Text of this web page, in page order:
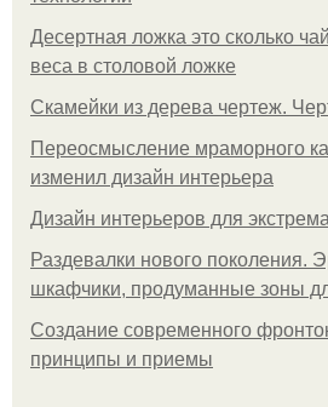
Десертная ложка это сколько
веса в столовой ложке
Скамейки из дерева чертеж.
Переосмысление мраморного
изменил дизайн интерьера
Дизайн интерьеров для
Раздевалки нового поколения.
шкафчики, продуманные зоны
Создание современного
принципы и приемы